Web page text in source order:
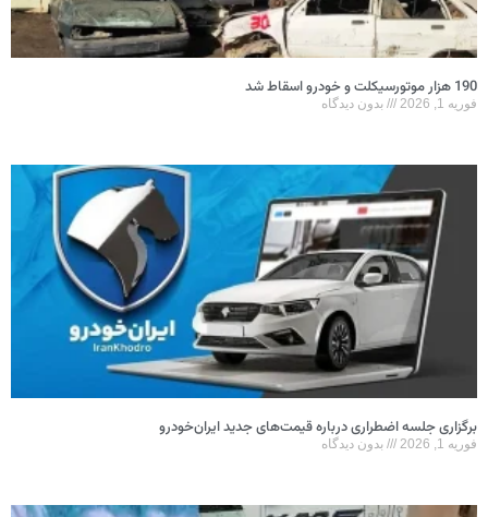
190 هزار موتورسیکلت و خودرو اسقاط شد
فوریه 1, 2026 بدون دیدگاه
برگزاری جلسه اضطراری درباره قیمت‌های جدید ایران‌خودرو
فوریه 1, 2026 بدون دیدگاه